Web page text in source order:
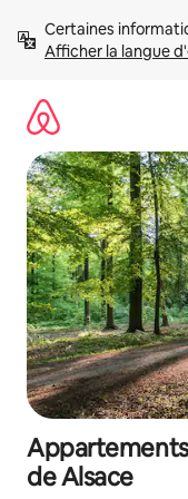
directement
Afficher la langue
de Alsace